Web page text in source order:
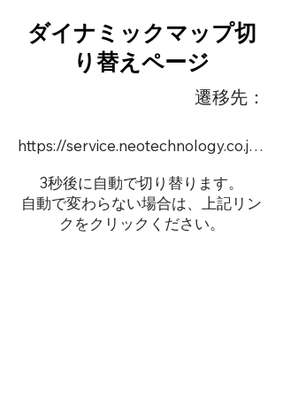
ダイナミックマップ切
り替えページ
遷移先：
https://service.neotechnology.co.jp/order2/LiBSiJP/dmap.html
3秒後に自動で切り替ります。
自動で変わらない場合は、上記リン
クをクリックください。